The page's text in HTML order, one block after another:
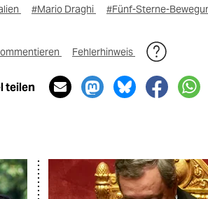
#Mario Draghi #Fünf-Sterne-
Fehlerhinweis
teilen